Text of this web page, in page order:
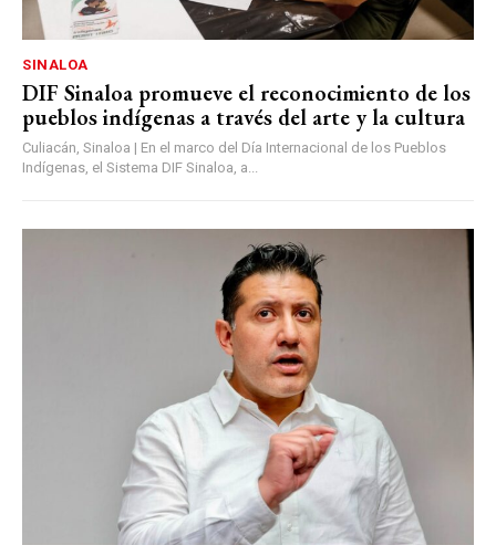
SINALOA
DIF Sinaloa promueve el reconocimiento de los
pueblos indígenas a través del arte y la cultura
Culiacán, Sinaloa | En el marco del Día Internacional de los Pueblos
Indígenas, el Sistema DIF Sinaloa, a...